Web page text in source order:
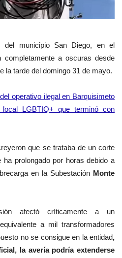
del municipio San Diego, en el
completamente a oscuras desde
la tarde del domingo 31 de mayo.
operativo ilegal en Barquisimeto
LGBTIQ+ que terminó con
que se trataba de un corte
ha prolongado por horas debido a
en la Subestación Monte
afectó críticamente a un
a mil transformadores
no se consigue en la entidad,
la averíapodría extenderse